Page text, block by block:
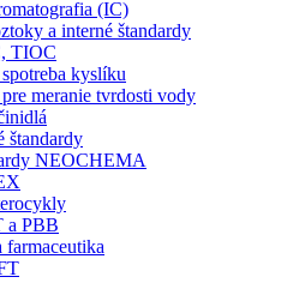
(IC)
a interné štandardy
TIOC
kyslíku
meranie tvrdosti vody
štandardy
NEOCHEMA
a PBB
farmaceutika